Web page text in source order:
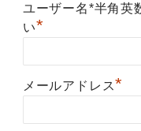
ユーザー名*半角英
い*
メールアドレス*